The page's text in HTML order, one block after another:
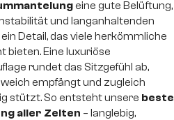
eine gute Belüftung,
und langanhaltenden
Detail, das viele herkömmliche
bieten. Eine luxuriöse
rundet das Sitzgefühl ab,
empfängt und zugleich
stützt. So entsteht unsere beste
aller Zeiten – langlebig,